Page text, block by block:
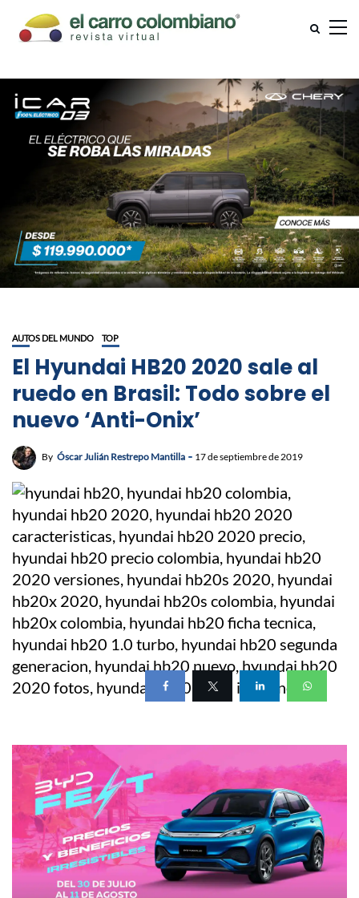
AUTOS DEL MUNDO TOP
El Hyundai HB20 2020 sale al
ruedo en Brasil: Todo sobre el
nuevo ‘Anti-Onix’
By Óscar Julián Restrepo Mantilla 17 de septiembre de 2019